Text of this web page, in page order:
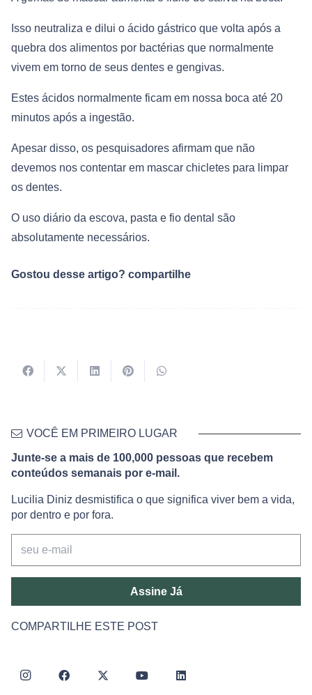
Isso neutraliza e dilui o ácido gástrico que volta após a
quebra dos alimentos por bactérias que normalmente
vivem em torno de seus dentes e gengivas.
Estes ácidos normalmente ficam em nossa boca até 20
minutos após a ingestão.
Apesar disso, os pesquisadores afirmam que não
devemos nos contentar em mascar chicletes para limpar
os dentes.
O uso diário da escova, pasta e fio dental são
absolutamente necessários.
Gostou desse artigo? compartilhe
VOCÊ EM PRIMEIRO LUGAR
Junte-se a mais de 100,000 pessoas que recebem
conteúdos semanais por e-mail.
Lucilia Diniz desmistifica o que significa viver bem a vida,
por dentro e por fora.
Assine Já
COMPARTILHE ESTE POST